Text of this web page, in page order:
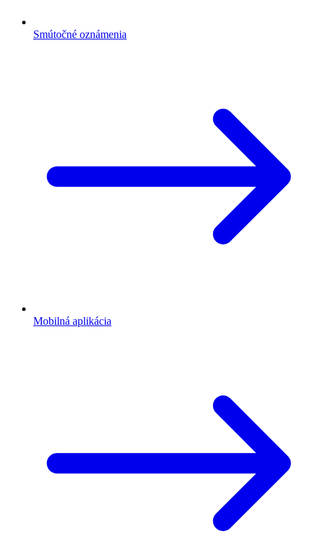
Smútočné oznámenia
Mobilná aplikácia